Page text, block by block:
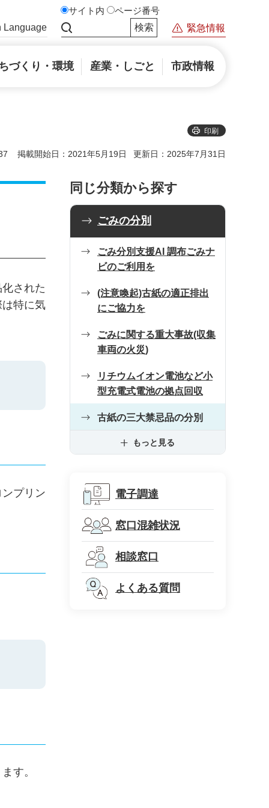
Language
サイト内 ページ番号
緊急情報
づくり・環境 産業・しごと 市政情報
印刷
掲載開始日：2021年5月19日 更新日：2025年7月31日
された
特に気
プリン
す。
同じ分類から探す
ごみの分別
ごみ分別支援AI 調布ごみナ
ビのご利用を
(注意喚起)古紙の適正排出
にご協力を
ごみに関する重大事故(収集
車両の火災)
リチウムイオン電池など小
型充電式電池の拠点回収
古紙の三大禁忌品の分別
もっと見る
電子調達
窓口混雑状況
相談窓口
よくある質問